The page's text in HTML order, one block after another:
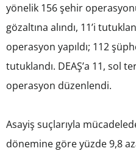
yönelik 156 şehir
gözaltına alındı, 11’i
operasyon yapıldı; 112
tutuklandı. DEAŞ’a 11, sol
operasyon düzenlendi.
Asayiş suçlarıyla
dönemine göre yüzde 9,8